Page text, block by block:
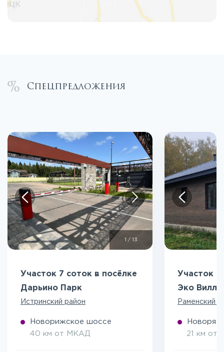
Спецпредложения
/ 13
Участок 7 соток в посёлке
Дарьино Парк
Истринский район
Новорижское шоссе
40 км от МКАД
Участок 5
Эко
Раменский
21 км от